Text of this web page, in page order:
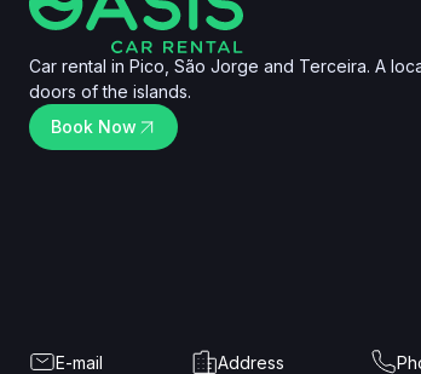
Car rental in Pico, São Jorge and Terceira. A
doors of the islands.
Book Now
E-mail Address